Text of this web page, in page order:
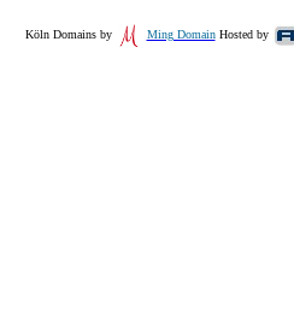
Köln Domains by Ming DomainHosted by